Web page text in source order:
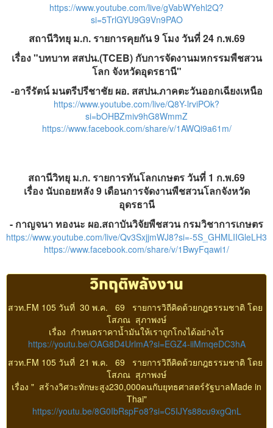
https://www.youtube.com/live/gVabWYehl2Q?
si=5TrlGYU9G9Vn9PAO
สถานีวิทยุ ม.ก. รายการคุยกัน 9 โมง วันที่​ 24 ก.พ.69
เรื่อง "บทบาท สสปน.(TCEB)​ กับการจัดงานมหกรรมพืชสวน
โลก จังหวัดอุดรธานี"
-อารีรัตน์ มนตรีปรีชาชัย ผอ. สสปน.ภาคตะวันออกเฉียงเหนือ
https://www.youtube.com/live/Q8Y-lrviPOk?
si=bOHBZmiv9hG8WmmZ
https://www.facebook.com/share/v/1AWQi9a61m/
สถานีวิทยุ ม.ก. รายการทันโลกเกษตร วันที่​ 1 ก.พ.69
เรื่อง​ นับถอยหลัง​ 9​ เดือนการจัดงานพืชสวนโลก​จังหวัด
อุดรธานี
- กาญจนา​ ทองนะ ผอ.สถาบันวิจัยพืชสวน กรมวิชาการเกษตร
https://www.youtube.com/live/Qv3SxjjmWJ8?si=-5S_GHMLIIGleLH3
https://www.facebook.com/share/v/1BwyFqawi1/
วิกฤติพลังงาน
สวท.FM 105 วันที่ 30 พ.ค. 69 รายการวิถีคิดด้วยกฎธรรมชาติ โดย
โสภณ สุภาพงษ์
เรื่อง กำหนดราคาน้ำมันให้เราถูกโกงได้อย่างไร
https://youtu.be/OAG8D4UrlmA?si=EGZ4-iiMmqeDC3hA
สวท.FM 105 วันที่ 21 พ.ค. 69 รายการวิถีคิดด้วยกฎธรรมชาติ โดย
โสภณ สุภาพงษ์
เรื่อง " สร้างวิศวะทักษะสูง230,000คนกับยุทธศาสตร์รัฐบาลMade in
Thai"
https://youtu.be/8G0IbRspFo8?si=C5IJYs88cu9xgQnL